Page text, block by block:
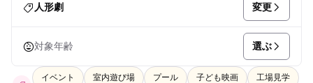
人形劇 変更
対象年齢 選ぶ
イベント 室内遊び場 プール 子ども映画 工場見学